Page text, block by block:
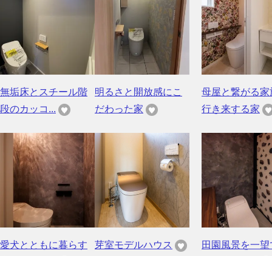
無垢床とスチール階
段のカッコ...
明るさと開放感にこ
だわった家
母屋と繋がる家
行き来する家
愛犬とともに暮らす
芽室モデルハウス
田園風景を一望